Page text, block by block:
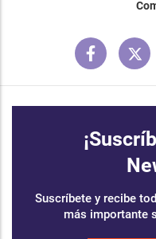
Suscríbete y recibe
más importante